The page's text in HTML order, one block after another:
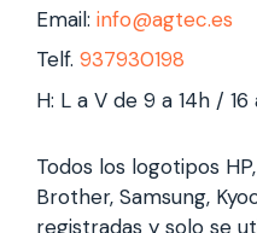
Email: info@agtec.es
Telf. 937930198
H: L a V de 9 a 14h / 16
Todos los logotipos
Brother, Samsung,
registradas y solo se